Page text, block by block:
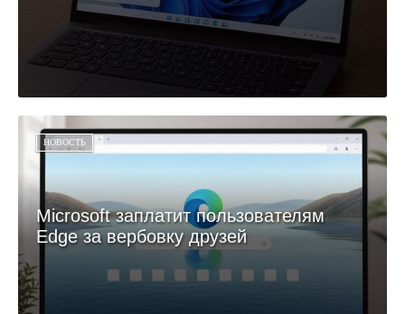
НОВОСТЬ
Microsoft заплатит пользователям
Edge за вербовку друзей